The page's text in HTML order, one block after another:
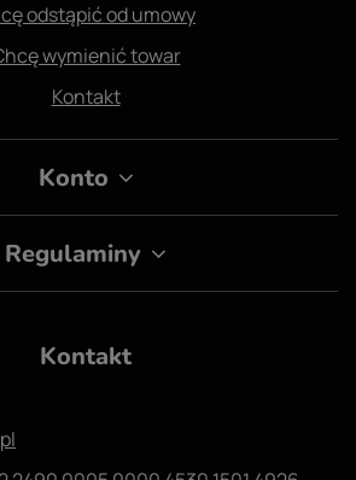
odstąpić od umowy
wymienić towar
Kontakt
Konto
Regulaminy
Kontakt